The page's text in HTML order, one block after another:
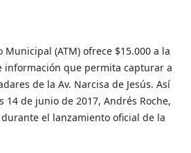
Municipal (ATM) ofrece $15.000 a la
información que permita capturar a
de la Av. Narcisa de Jesús. Así
14 de junio de 2017, Andrés Roche,
el lanzamiento oficial de la